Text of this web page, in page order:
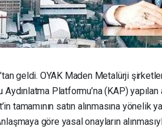
geldi. OYAK Maden Metalürji
Platformu’na (KAP) yapılan
tamamının satın alınmasına yönelik
göre yasal onayların